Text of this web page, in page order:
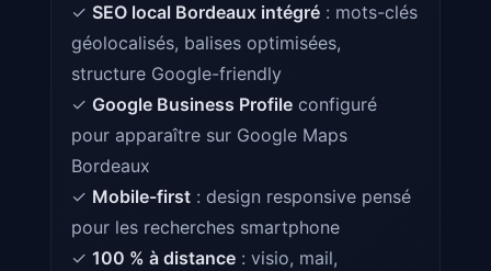
✓ SEO local Bordeaux intégré : mots-clés
géolocalisés, balises optimisées,
structure Google-friendly
✓ Google Business Profile configuré
pour apparaître sur Google Maps
Bordeaux
✓ Mobile-first : design responsive pensé
pour les recherches smartphone
✓ 100 % à distance : visio, mail,